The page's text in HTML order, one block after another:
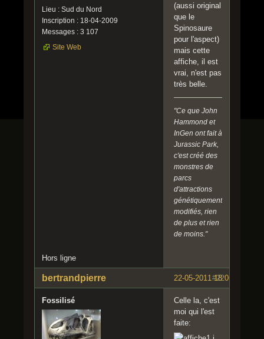
Lieu : Sud du Nord
Inscription : 18-04-2009
Messages : 3 107
Site Web
(aussi original
que le
Spinosaure
pour l'aspect)
mais cette
affiche, il est
vrai, n'est pas
très belle.
"Ce que John
Hammond et
InGen ont fait à
Jurassic Park,
c'est créé des
monstres de
parcs
d'attractions
génétiquement
modifiés, rien
de plus et rien
de moins."
Hors ligne
#22
22-05-2011 18:06:36
bertrandpierre
Fossilisé
Celle la, c'est
moi qui l'est
faite: